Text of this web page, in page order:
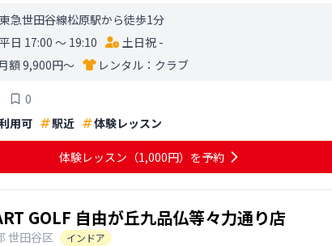
東急世田谷線松原駅から徒歩1分
平日 17:00 〜 19:10
土日祝 -
額 9,900円〜
レンタル： クラブ
0
用可 駅近 体験レッスン
体験レッスン （1,000円） を予約
GOLF 自由が丘九品仏等々力通り店
世田谷区
インドア